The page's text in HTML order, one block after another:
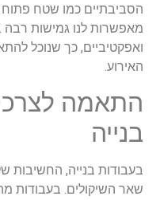
הסביבתיים כמו שטח פתוח
מאפשרות לנו גמישות רבה
ואפקטיביים, כך שנוכל
האירוע.
התאמה
בנייה
בעבודות בנייה, החשיבות
שאר השיקולים. בעבודות